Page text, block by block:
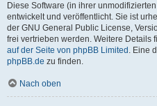
Diese Software (in ihrer
entwickelt und veröffentlicht. Sie ist
der GNU General Public License,
frei vertrieben werden. Weitere Details
auf der Seite von phpBB Limited . Eine
phpBB.de zu finden.
Nach oben